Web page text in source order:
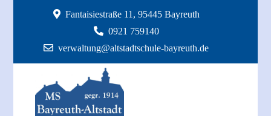
Fantaisiestraße 11, 95445 Bayreuth
0921 759140
verwaltung@altstadtschule-bayreuth.de